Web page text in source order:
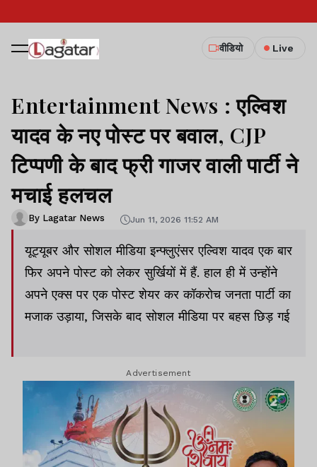
वीडियो Live
Entertainment News : एल्विश
यादव के नए पोस्ट पर बवाल, CJP
टिप्पणी के बाद फ्री गाजर वाली पार्टी ने
मचाई हलचल
By Lagatar News Jun 11, 2026 11:52 AM
यूट्यूबर और सोशल मीडिया इन्फ्लुएंसर एल्विश यादव एक बार
फिर अपने पोस्ट को लेकर सुर्खियों में हैं. हाल ही में उन्होंने
अपने एक्स पर एक पोस्ट शेयर कर कॉकरोच जनता पार्टी का
मजाक उड़ाया, जिसके बाद सोशल मीडिया पर बहस छिड़ गई
Advertisement